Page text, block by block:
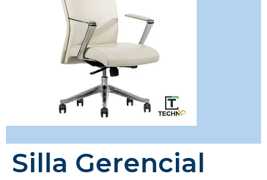
Silla Gerencial